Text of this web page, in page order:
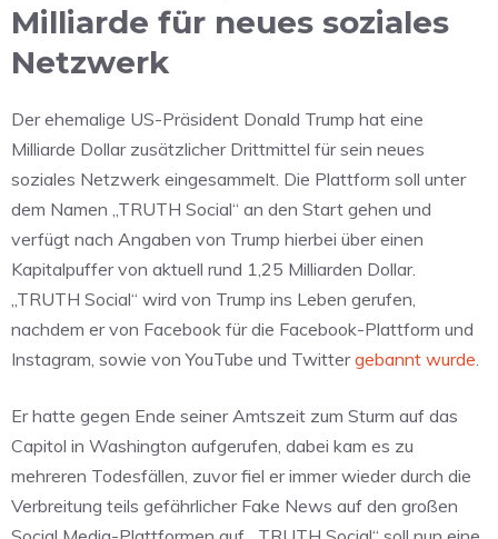
Milliarde für neues soziales
Netzwerk
Der ehemalige US-Präsident Donald Trump hat eine
Milliarde Dollar zusätzlicher Drittmittel für sein neues
soziales Netzwerk eingesammelt. Die Plattform soll unter
dem Namen „TRUTH Social“ an den Start gehen und
verfügt nach Angaben von Trump hierbei über einen
Kapitalpuffer von aktuell rund 1,25 Milliarden Dollar.
„TRUTH Social“ wird von Trump ins Leben gerufen,
nachdem er von Facebook für die Facebook-Plattform und
Instagram, sowie von YouTube und Twittergebannt wurde
Er hatte gegen Ende seiner Amtszeit zum Sturm auf das
Capitol in Washington aufgerufen, dabei kam es zu
mehreren Todesfällen, zuvor fiel er immer wieder durch die
Verbreitung teils gefährlicher Fake News auf den großen